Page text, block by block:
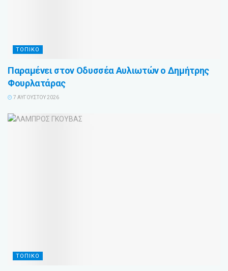
ΤΟΠΙΚΟ
Παραμένει στον Οδυσσέα Αυλιωτών ο Δημήτρης
Φουρλατάρας
7 ΑΥΓΟΎΣΤΟΥ 2026
ΤΟΠΙΚΟ